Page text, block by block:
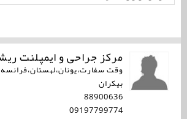
مرکز جراحی و ایمپلنت
وقت
بیکران
88900636
09197799774